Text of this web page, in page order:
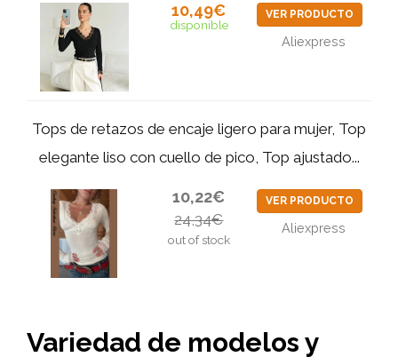
10,49€
disponible
VER PRODUCTO
Aliexpress
Tops de retazos de encaje ligero para mujer, Top
elegante liso con cuello de pico, Top ajustado...
10,22€
24,34€
out of stock
VER PRODUCTO
Aliexpress
Variedad de modelos y